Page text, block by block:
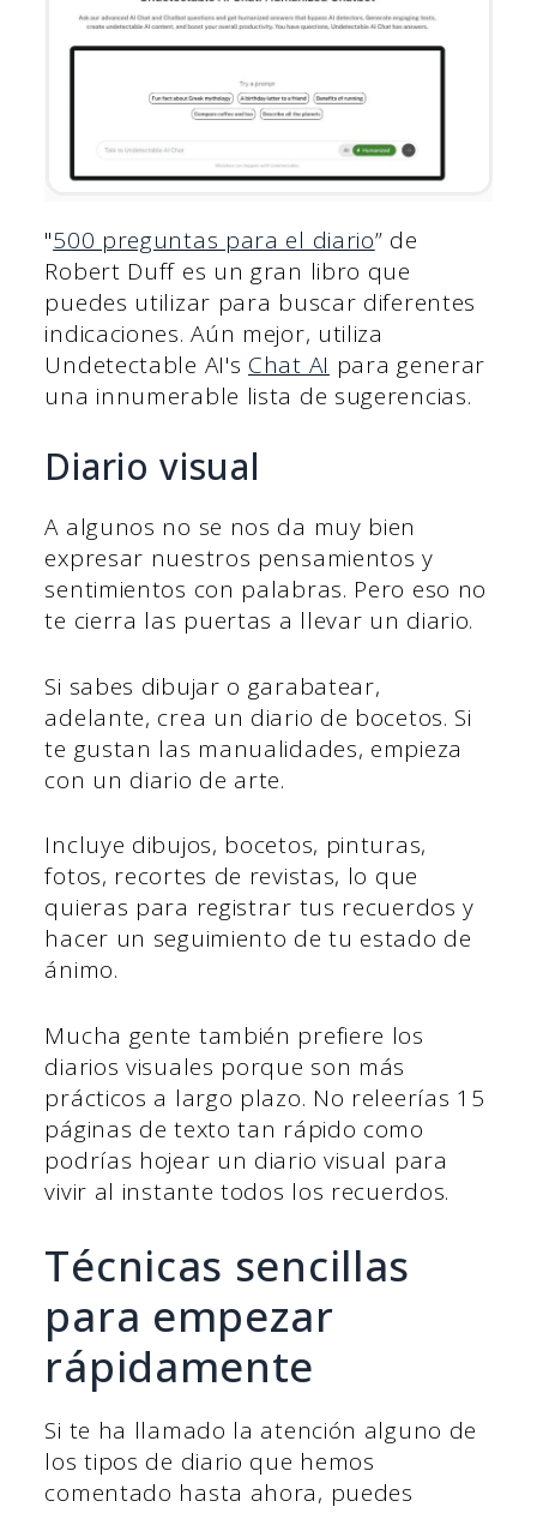
"500 preguntas para el diario” de
Robert Duff es un gran libro que
puedes utilizar para buscar diferentes
indicaciones. Aún mejor, utiliza
Undetectable AI's Chat AI para generar
una innumerable lista de sugerencias.
Diario visual
A algunos no se nos da muy bien
expresar nuestros pensamientos y
sentimientos con palabras. Pero eso no
te cierra las puertas a llevar un diario.
Si sabes dibujar o garabatear,
adelante, crea un diario de bocetos. Si
te gustan las manualidades, empieza
con un diario de arte.
Incluye dibujos, bocetos, pinturas,
fotos, recortes de revistas, lo que
quieras para registrar tus recuerdos y
hacer un seguimiento de tu estado de
ánimo.
Mucha gente también prefiere los
diarios visuales porque son más
prácticos a largo plazo. No releerías 15
páginas de texto tan rápido como
podrías hojear un diario visual para
vivir al instante todos los recuerdos.
Técnicas sencillas
para empezar
rápidamente
Si te ha llamado la atención alguno de
los tipos de diario que hemos
comentado hasta ahora, puedes